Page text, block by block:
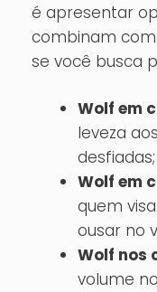
é apresentar
combinam
se você busca
Wolf em
leveza
desfiadas;
Wolf em
quem
ousar no
Wolf nos
volume